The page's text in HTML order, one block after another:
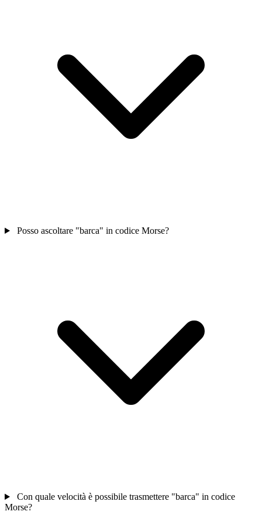
Posso ascoltare "barca" in codice Morse?
Con quale velocità è possibile trasmettere "barca" in codice
Morse?